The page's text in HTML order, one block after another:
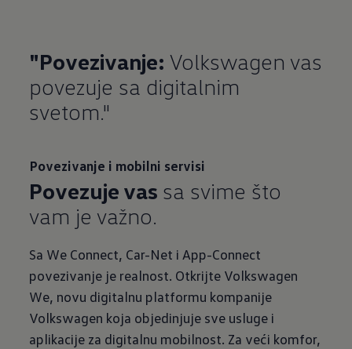
"Povezivanje:Volkswagen vas
povezuje sa digitalnim
svetom."
Povezivanje i mobilni servisi
Povezuje vas sa svime što
vam je važno.
Sa We Connect, Car-Net i App-Connect
povezivanje je realnost. Otkrijte Volkswagen
We, novu digitalnu platformu kompanije
Volkswagen koja objedinjuje sve usluge i
aplikacije za digitalnu mobilnost. Za veći komfor,